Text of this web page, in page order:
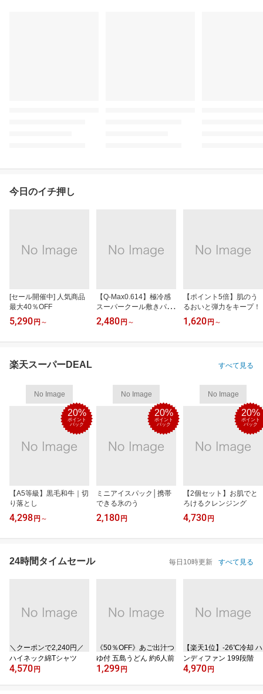
今日のイチ押し
[セール開催中] 人気商品
最大40％OFF
5,290 円 ～
【Q-Max0.614】極冷感
スーパークール敷きパッ
ド
2,480 円 ～
【ポイント5倍】肌のう
るおいと弾力をキープ！
1,620 円 ～
楽天スーパーDEAL すべて見る
No Image
20%
ポイント
バック
【A5等級】黒毛和牛｜切
り落とし
4,298 円 ～
No Image
20%
ポイント
バック
ミニアイスパック│携帯
できる氷のう
2,180 円
No Image
20%
ポイント
バック
【2個セット】お肌でと
ろけるクレンジング
4,730 円
24時間タイムセール 毎日10時更新 すべて見る
＼クーポンで2,240円／
ハイネック綿Tシャツ
4,570 円
《50％OFF》あご出汁つ
ゆ付 五島うどん 約6人前
1,299 円
【楽天1位】‐26℃冷却 ハ
ンディファン 199段階
4,970 円